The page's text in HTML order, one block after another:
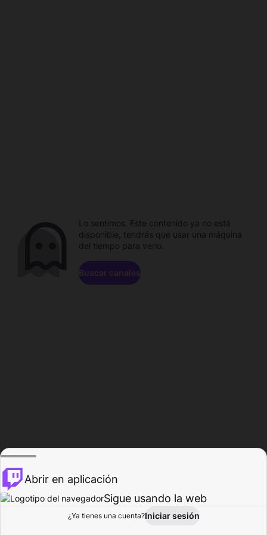
Explorar Actividad
Lo sentimos. Este contenido ya no está
disponible, tendrás que usar una máquina
del tiempo para verlo.
Buscar canales
Abrir en aplicación
Sigue usando la web
¿Ya tienes una cuenta?Iniciar sesión